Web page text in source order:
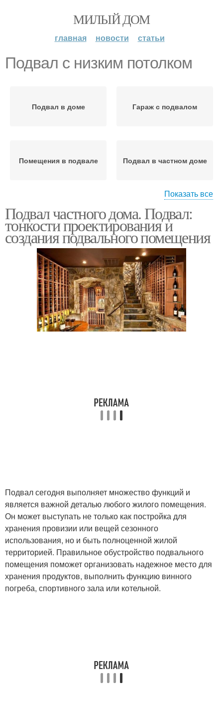
МИЛЫЙ ДОМ
главная новости статьи
Подвал с низким потолком
Подвал в доме Гараж с подвалом
Помещения в подвале Подвал в частном доме
площадь
Правильный подвал
Показать все
Подвал частного дома. Подвал:
тонкости проектирования и
создания подвального помещения
Подвал сегодня выполняет множество функций и
является важной деталью любого жилого помещения.
Он может выступать не только как постройка для
хранения провизии или вещей сезонного
использования, но и быть полноценной жилой
территорией. Правильное обустройство подвального
помещения поможет организовать надежное место для
хранения продуктов, выполнить функцию винного
погреба, спортивного зала или котельной.